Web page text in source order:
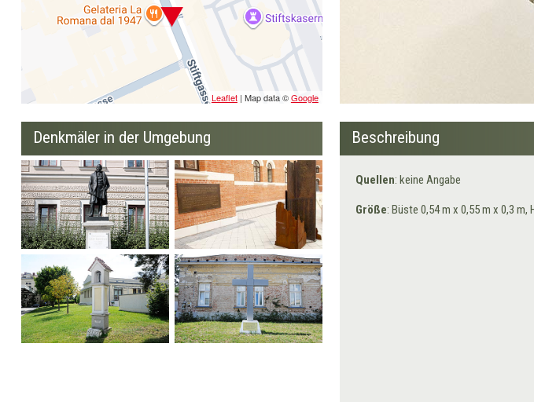
Leaflet| Map data ©Google
Beschreibung
Quellen: keine Angabe
Größe: Büste 0,54 m x 0,55 m x 0,3
Denkmäler in der Umgebung
Radetzky Statue Statue
Bildstock Heilige
Barbara
Metallerkreuz